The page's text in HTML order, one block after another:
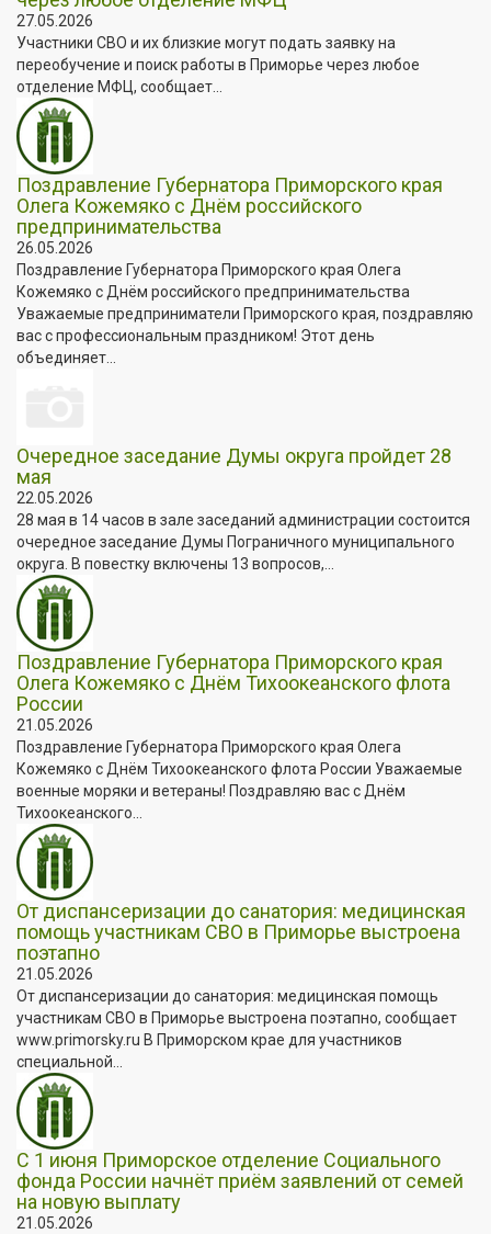
27.05.2026
Участники СВО и их близкие могут подать заявку на
переобучение и поиск работы в Приморье через любое
отделение МФЦ, сообщает...
Поздравление Губернатора Приморского края
Олега Кожемяко с Днём российского
предпринимательства
26.05.2026
Поздравление Губернатора Приморского края Олега
Кожемяко с Днём российского предпринимательства
Уважаемые предприниматели Приморского края, поздравляю
вас с профессиональным праздником! Этот день
объединяет...
Очередное заседание Думы округа пройдет 28
мая
22.05.2026
28 мая в 14 часов в зале заседаний администрации состоится
очередное заседание Думы Пограничного муниципального
округа. В повестку включены 13 вопросов,...
Поздравление Губернатора Приморского края
Олега Кожемяко с Днём Тихоокеанского флота
России
21.05.2026
Поздравление Губернатора Приморского края Олега
Кожемяко с Днём Тихоокеанского флота России Уважаемые
военные моряки и ветераны! Поздравляю вас с Днём
Тихоокеанского...
От диспансеризации до санатория: медицинская
помощь участникам СВО в Приморье выстроена
поэтапно
21.05.2026
От диспансеризации до санатория: медицинская помощь
участникам СВО в Приморье выстроена поэтапно, сообщает
www.primorsky.ru В Приморском крае для участников
специальной...
С 1 июня Приморское отделение Социального
фонда России начнёт приём заявлений от семей
на новую выплату
21.05.2026